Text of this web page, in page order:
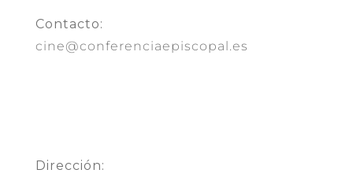
Contacto:
cine@conferenciaepiscopal.es
Dirección: